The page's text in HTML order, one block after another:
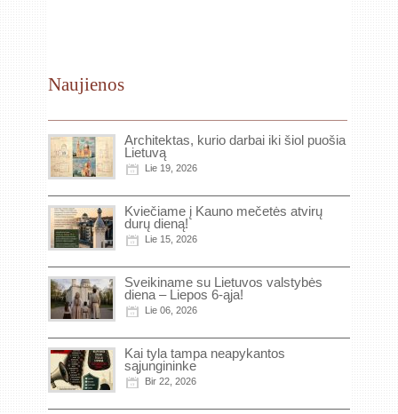
Naujienos
Architektas, kurio darbai iki šiol puošia
Lietuvą
Lie 19, 2026
Kviečiame į Kauno mečetės atvirų
durų dieną!
Lie 15, 2026
Sveikiname su Lietuvos valstybės
diena – Liepos 6-ąja!
Lie 06, 2026
Kai tyla tampa neapykantos
sąjungininke
Bir 22, 2026